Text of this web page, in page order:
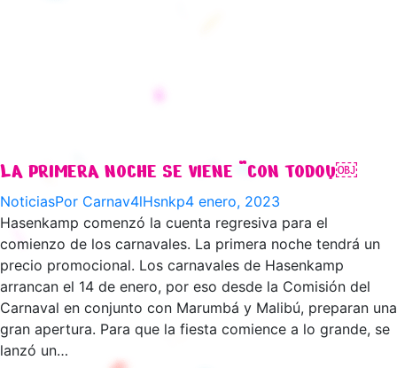
LA PRIMERA NOCHE SE VIENE “CON TODO”￼
NoticiasPor Carnav4lHsnkp4 enero, 2023
Hasenkamp comenzó la cuenta regresiva para el
comienzo de los carnavales. La primera noche tendrá un
precio promocional. Los carnavales de Hasenkamp
arrancan el 14 de enero, por eso desde la Comisión del
Carnaval en conjunto con Marumbá y Malibú, preparan una
gran apertura. Para que la fiesta comience a lo grande, se
lanzó un…